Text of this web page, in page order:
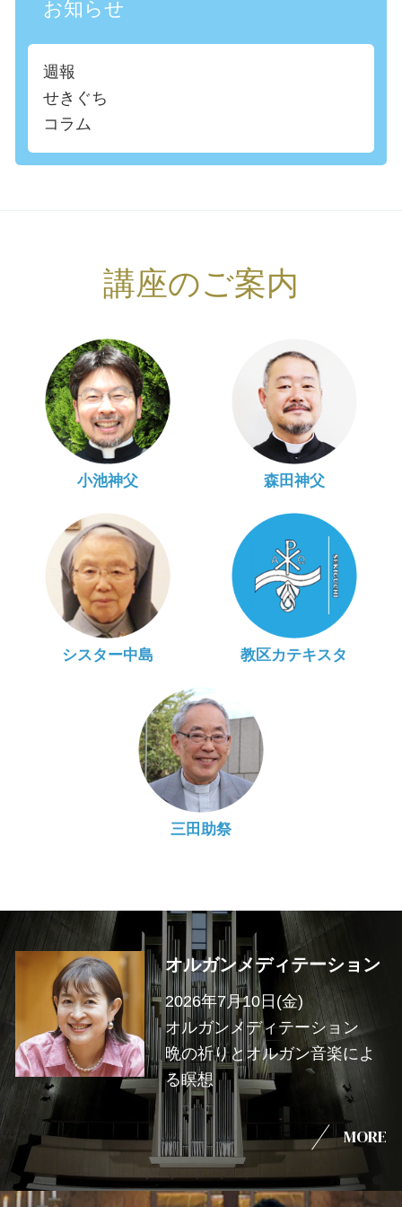
お知らせ
週報
せきぐち
コラム
講座のご案内
小池神父 森田神父
シスター中島 教区カテキスタ
三田助祭
オルガンメディテーション
2026年7月10日(金)
オルガンメディテーション
晩の祈りとオルガン音楽によ
る瞑想
MORE